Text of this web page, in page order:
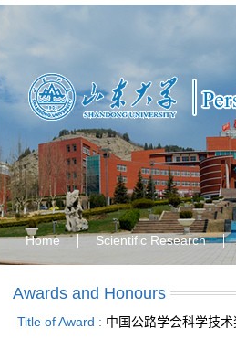
Home Scientific Research
Awards and Honours
Title of Award : 中国公路学会科学技术